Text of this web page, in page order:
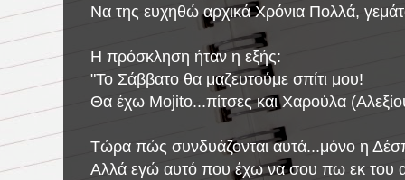
Να της ευχηθώ αρχικά Χρόνια Πολλά,
Η πρόσκληση ήταν η εξής:
"Το Σάββατο θα μαζευτούμε σπίτι μου!
Θα έχω Mojito...πίτσες και Χαρούλα
Τώρα πώς συνδυάζονται αυτά...μόνο η
Αλλά εγώ αυτό που έχω να σου πω εκ του